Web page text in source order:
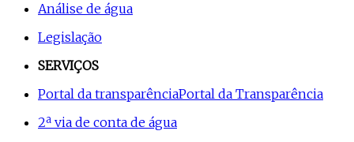
Análise de água
Legislação
SERVIÇOS
Portal da transparênciaPortal da Transparência
2ª via de conta de água